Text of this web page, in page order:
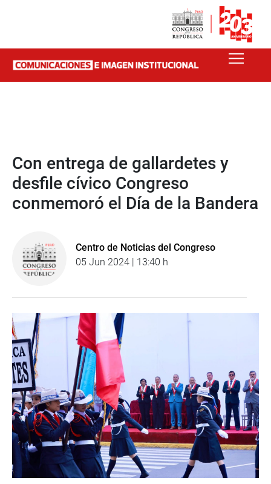
Con entrega de gallardetes y
desfile cívico Congreso
conmemoró el Día de la Bandera
Centro de Noticias del Congreso
05 Jun 2024 | 13:40 h